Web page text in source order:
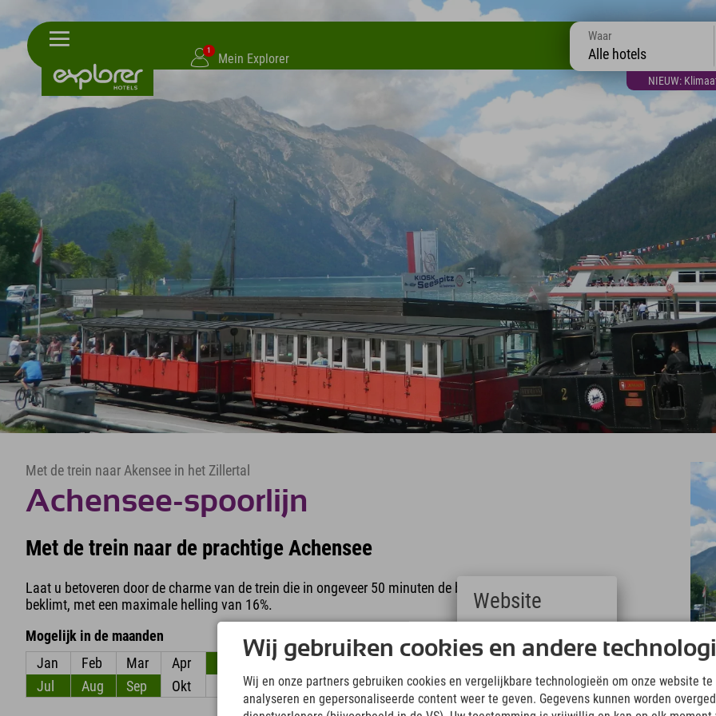
1
Mein Explorer
NIEUW:
Waar
Alle hotels
Met de trein naar Akensee in het Zillertal
Achensee-spoorlijn
Met de trein naar de prachtige Achensee
Laat u betoveren door de charme van de trein die in ongeveer 50 minuten de bijna 7 km lange bergroute
beklimt, met een maximale helling van 16%.
Mogelijk in de maanden
Jan
Feb Mar Apr
Jun
Jul
Aug Sep Okt Dec
Wij gebruiken cookies en andere
Wij en onze partners gebruiken cookies en vergelijkbare technologieën om onze website te
analyseren en gepersonaliseerde content weer te geven. Gegevens kunnen worden
Website
(German)
(English)
Italiano